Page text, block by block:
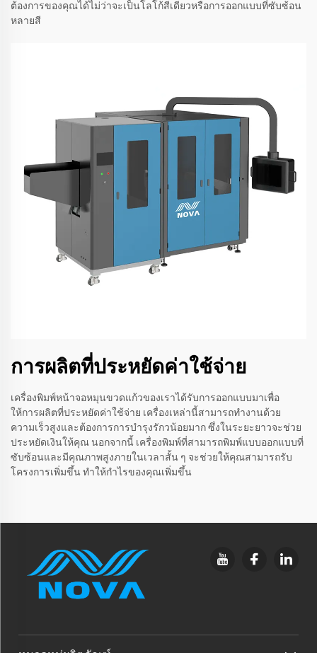
ต้องการของคุณได้ไม่ว่าจะเป็นโลโก้สีเดียวหรือการออกแบบที่ซับซ้อน
หลายสี
การผลิตที่ประหยัดค่าใช้จ่าย
เครื่องพิมพ์หน้าจอหมุนขวดแก้วของเราได้รับการออกแบบมาเพื่อ
ให้การผลิตที่ประหยัดค่าใช้จ่าย เครื่องเหล่านี้สามารถทำงานด้วย
ความเร็วสูงและต้องการการบำรุงรักวน้อยมาก ซึ่งในระยะยาวจะช่วย
ประหยัดเงินให้คุณ นอกจากนี้ เครื่องพิมพ์ที่สามารถพิมพ์แบบออกแบบที่
ซับซ้อนและมีคุณภาพสูงภายในเวลาสั้น ๆ จะช่วยให้คุณสามารถรับ
โครงการเพิ่มขึ้น ทำให้กำไรของคุณเพิ่มขึ้น